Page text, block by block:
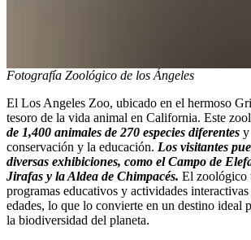
Fotografía Zoológico de los Ángeles
El Los Angeles Zoo, ubicado en el hermoso
tesoro de la vida animal en California. Este
de 1,400 animales de 270 especies diferentes y
conservación y la educación. Los visitantes
diversas exhibiciones, como el Campo de
Jirafas y la Aldea de Chimpacés. El zoológico
programas educativos y actividades interactivas
edades, lo que lo convierte en un destino ideal
la biodiversidad del planeta.